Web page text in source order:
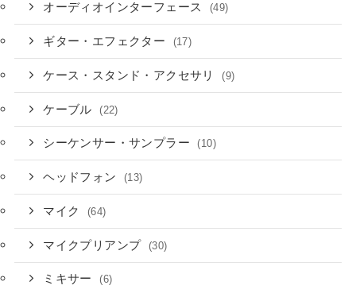
オーディオインターフェース (49)
ギター・エフェクター (17)
ケース・スタンド・アクセサリ (9)
ケーブル (22)
シーケンサー・サンプラー (10)
ヘッドフォン (13)
マイク (64)
マイクプリアンプ (30)
ミキサー (6)